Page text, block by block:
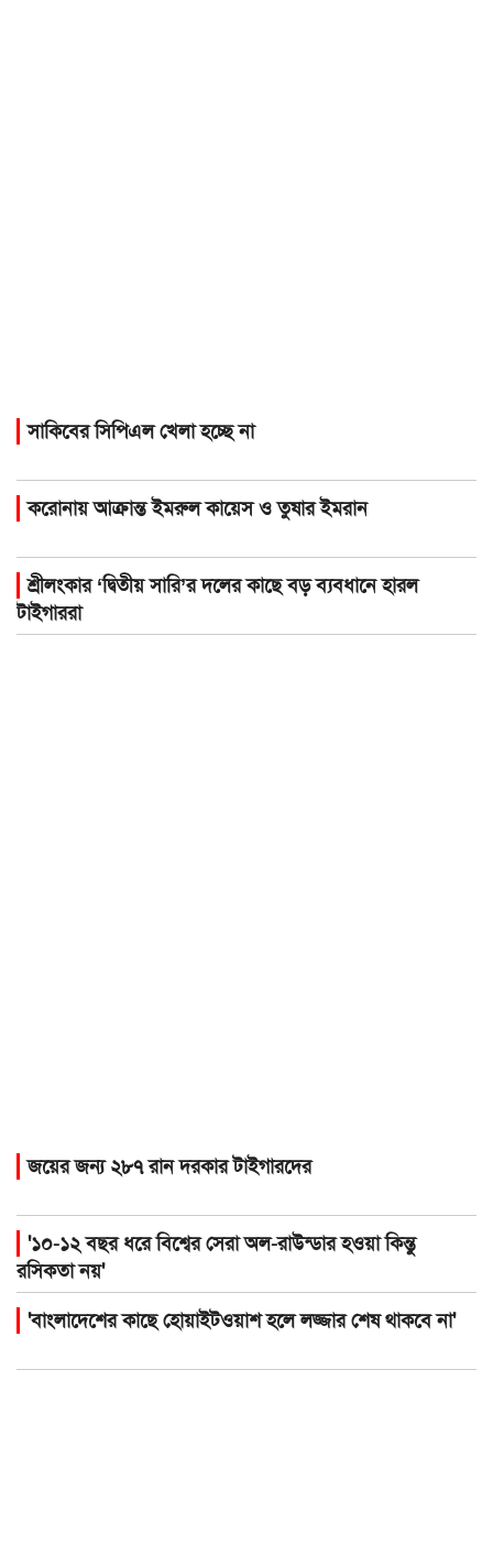
সাকিবের সিপিএল খেলা হচ্ছে না
করোনায় আক্রান্ত ইমরুল কায়েস ও তুষার ইমরান
শ্রীলংকার ‘দ্বিতীয় সারি’র দলের কাছে বড় ব্যবধানে হারল
টাইগাররা
জয়ের জন্য ২৮৭ রান দরকার টাইগারদের
'১০-১২ বছর ধরে বিশ্বের সেরা অল-রাউন্ডার হওয়া কিন্তু
রসিকতা নয়'
'বাংলাদেশের কাছে হোয়াইটওয়াশ হলে লজ্জার শেষ থাকবে না'